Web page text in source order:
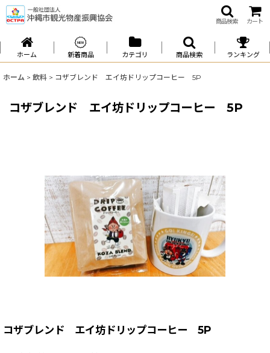
商品検索 カート
ホーム 新着商品 カテゴリ 商品検索 ランキング
ホーム > 飲料 > コザブレンド エイ坊ドリップコーヒー 5P
コザブレンド エイ坊ドリップコーヒー 5P
コザブレンド エイ坊ドリップコーヒー 5P